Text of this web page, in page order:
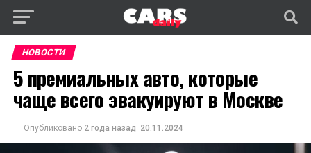
НОВОСТИ
5 премиальных авто, которые
чаще всего эвакуируют в Москве
Опубликовано 2 года назад 20.11.2024